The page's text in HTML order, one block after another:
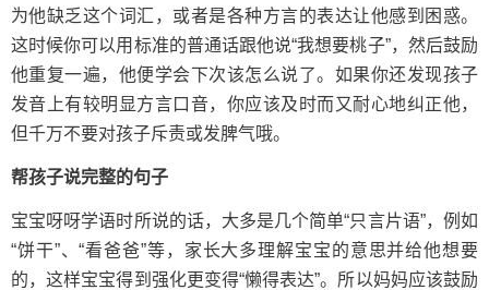
为他缺乏这个词汇，或者是各种方言的表达让他感到困惑。
这时候你可以用标准的普通话跟他说“我想要桃子”，然后鼓励
他重复一遍，他便学会下次该怎么说了。如果你还发现孩子
发音上有较明显方言口音，你应该及时而又耐心地纠正他，
但千万不要对孩子斥责或发脾气哦。
帮孩子说完整的句子
宝宝呀呀学语时所说的话，大多是几个简单“只言片语”，例如
“饼干”、“看爸爸”等，家长大多理解宝宝的意思并给他想要
的，这样宝宝得到强化更变得“懒得表达”。所以妈妈应该鼓励